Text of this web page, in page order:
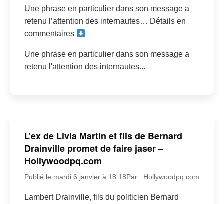
Une phrase en particulier dans son message a
retenu l’attention des internautes… Détails en
commentaires
Une phrase en particulier dans son message a
retenu l'attention des internautes...
L’ex de Livia Martin et fils de Bernard
Drainville promet de faire jaser –
Hollywoodpq.com
Publié le mardi 6 janvier à 18:18Par : Hollywoodpq.com
Lambert Drainville, fils du politicien Bernard